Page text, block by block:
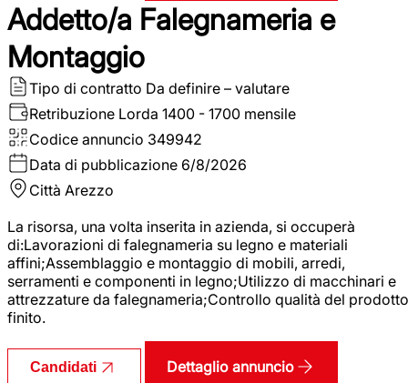
Addetto/a Falegnameria e
Montaggio
Tipo di contratto Da definire – valutare
Retribuzione Lorda 1400 - 1700 mensile
Codice annuncio 349942
Data di pubblicazione 6/8/2026
Città Arezzo
La risorsa, una volta inserita in azienda, si occuperà
di:Lavorazioni di falegnameria su legno e materiali
affini;Assemblaggio e montaggio di mobili, arredi,
serramenti e componenti in legno;Utilizzo di macchinari e
attrezzature da falegnameria;Controllo qualità del prodotto
finito.
Candidati Dettaglio annuncio